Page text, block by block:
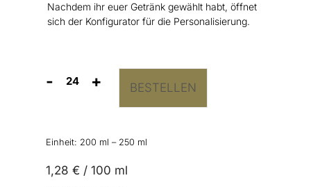
Nachdem ihr euer Getränk gewählt habt, öffnet
sich der Konfigurator für die Personalisierung.
-
Getränkedosen
+ BESTELLEN
Einheit: 200 ml – 250 ml
1,28 € / 100 ml